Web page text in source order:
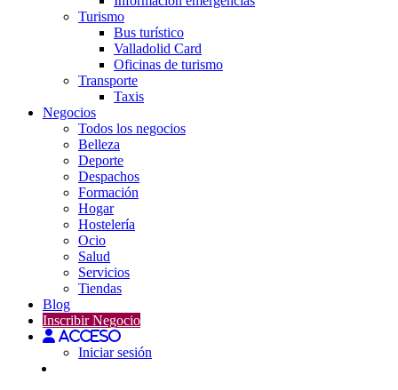
Turismo
Bus turístico
Valladolid Card
Oficinas de turismo
Transporte
Taxis
Negocios
Todos los negocios
Belleza
Deporte
Despachos
Formación
Hogar
Hostelería
Ocio
Salud
Servicios
Tiendas
Blog
Inscribir Negocio
Acceso
Iniciar sesión